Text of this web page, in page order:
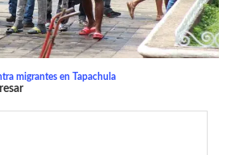
migrantes en Tapachula